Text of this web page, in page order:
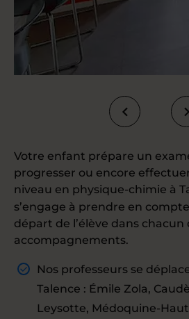
Votre enfant prépare un
progresser ou encore
niveau en physique-chimie à
s’engage à prendre en
départ de l’élève dans chacun
accompagnements.
Nos professeurs se
Talence : Émile Zola,
Leysotte, Médoquine-